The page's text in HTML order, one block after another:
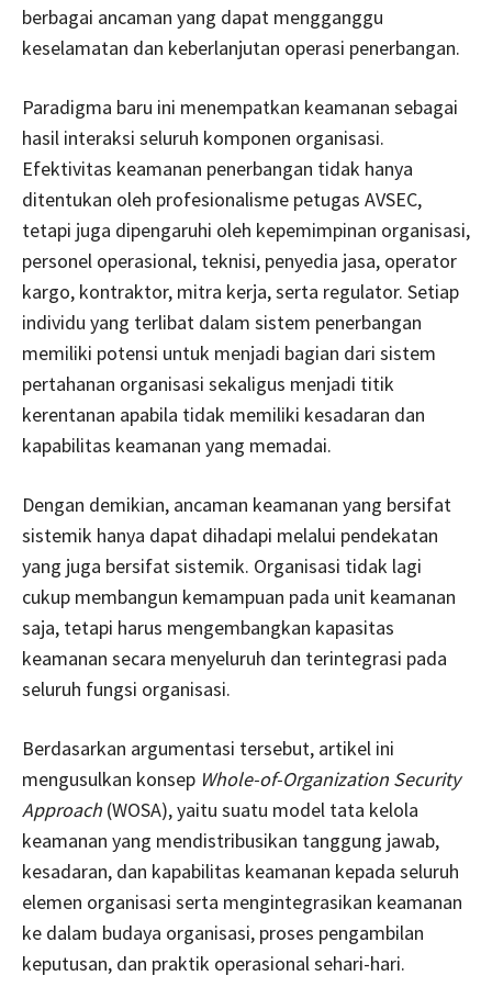
berbagai ancaman yang dapat mengganggu
keselamatan dan keberlanjutan operasi penerbangan.
Paradigma baru ini menempatkan keamanan sebagai
hasil interaksi seluruh komponen organisasi.
Efektivitas keamanan penerbangan tidak hanya
ditentukan oleh profesionalisme petugas AVSEC,
tetapi juga dipengaruhi oleh kepemimpinan organisasi,
personel operasional, teknisi, penyedia jasa, operator
kargo, kontraktor, mitra kerja, serta regulator. Setiap
individu yang terlibat dalam sistem penerbangan
memiliki potensi untuk menjadi bagian dari sistem
pertahanan organisasi sekaligus menjadi titik
kerentanan apabila tidak memiliki kesadaran dan
kapabilitas keamanan yang memadai.
Dengan demikian, ancaman keamanan yang bersifat
sistemik hanya dapat dihadapi melalui pendekatan
yang juga bersifat sistemik. Organisasi tidak lagi
cukup membangun kemampuan pada unit keamanan
saja, tetapi harus mengembangkan kapasitas
keamanan secara menyeluruh dan terintegrasi pada
seluruh fungsi organisasi.
Berdasarkan argumentasi tersebut, artikel ini
mengusulkan konsep Whole-of-Organization Security
Approach (WOSA), yaitu suatu model tata kelola
keamanan yang mendistribusikan tanggung jawab,
kesadaran, dan kapabilitas keamanan kepada seluruh
elemen organisasi serta mengintegrasikan keamanan
ke dalam budaya organisasi, proses pengambilan
keputusan, dan praktik operasional sehari-hari.